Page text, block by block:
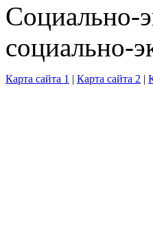
Cоциально-
социально-
Карта сайта 1 | Карта сайта 2 |